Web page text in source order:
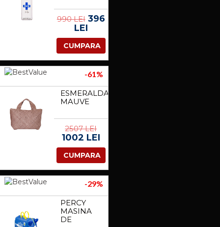
990 LEI396
LEI
CUMPARA
-61%
ESMERALDA
MAUVE
2507 LEI
1002 LEI
CUMPARA
-29%
PERCY
MASINA
DE